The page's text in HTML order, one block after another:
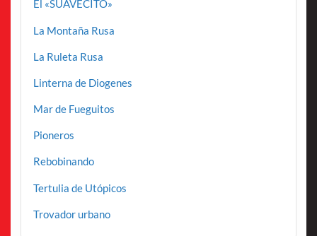
El «SUAVECITO»
La Montaña Rusa
La Ruleta Rusa
Linterna de Diogenes
Mar de Fueguitos
Pioneros
Rebobinando
Tertulia de Utópicos
Trovador urbano